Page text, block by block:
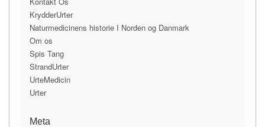
KrydderUrter
Naturmedicinens historie I Norden og Danmark
Om os
Spis Tang
StrandUrter
UrteMedicin
Urter
Meta